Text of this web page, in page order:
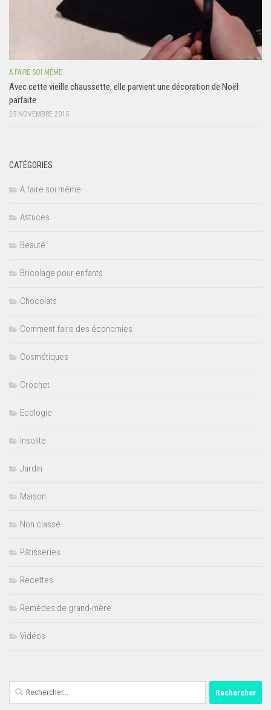
A FAIRE SOI MÊME
Avec cette vieille chaussette, elle parvient une décoration de Noël
parfaite
25 NOVEMBRE 2015
CATÉGORIES
A faire soi même
Astuces
Beauté
Bricolage pour enfants
Chocolats
Comment faire des économies
Cosmétiques
Crochet
Ecologie
Insolite
Jardin
Maison
Non classé
Pâtisseries
Recettes
Remèdes de grand-mère
Vidéos
Rechercher :